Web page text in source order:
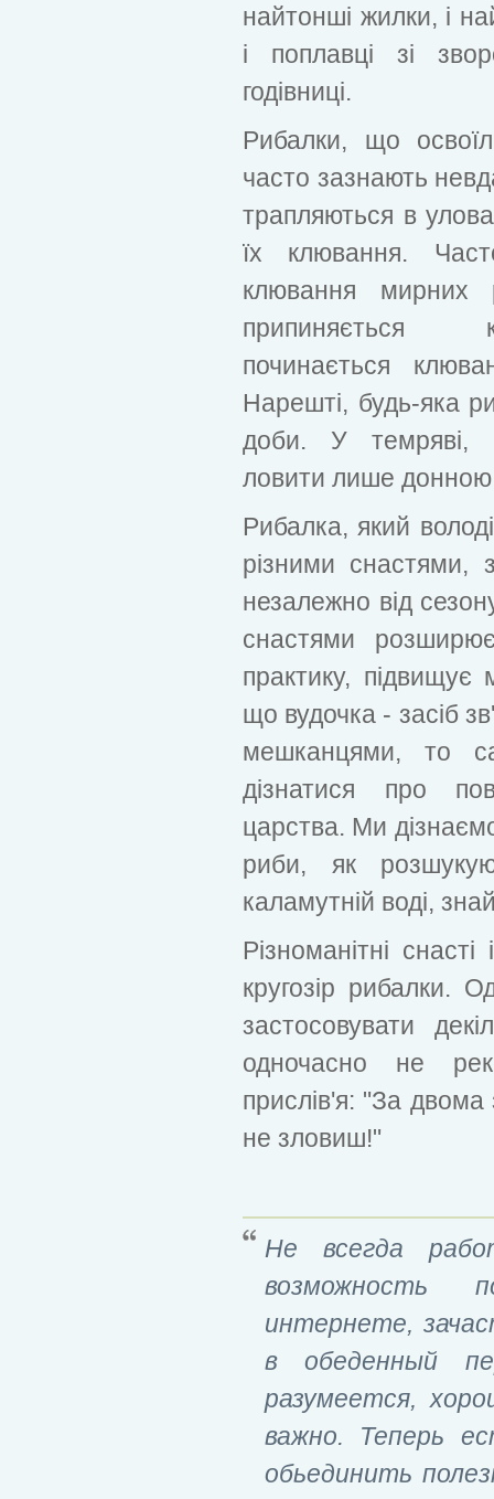
найтонші жилки, і
і поплавці зі
годівниці.
Рибалки, що
часто зазнають
трапляються в
їх клювання.
клювання мирних
припиняється
починається
Нарешті, будь-яка
доби. У темряві,
ловити лише
Рибалка, який
різними снастями,
незалежно від
снастями
практику,
що вудочка - засіб
мешканцями, то
дізнатися про
царства. Ми
риби, як
каламутній воді,
Різноманітні
кругозір рибалки.
застосовувати
одночасно не
прислів'я: "За
не зловиш!"
Не всегда
возможность
интернете,
в обеденный
разумеется,
важно. Теперь
обьединить